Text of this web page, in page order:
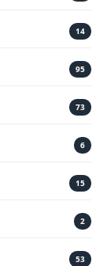
14
95
73
6
15
2
53